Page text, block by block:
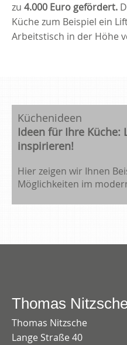
zu 4.000 Euro gefördert.
Küche zum Beispiel ein
Arbeitstisch in der Höhe
Küchenideen
Ideen für Ihre Küche:
inspirieren!
Hier zeigen wir Ihnen
Möglichkeiten im
Thomas
Thomas Nitzsche
Lange Straße 40